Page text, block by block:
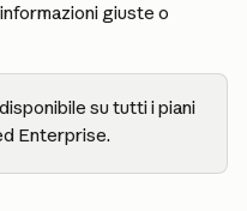
giuste o
su tutti i piani
Enterprise.